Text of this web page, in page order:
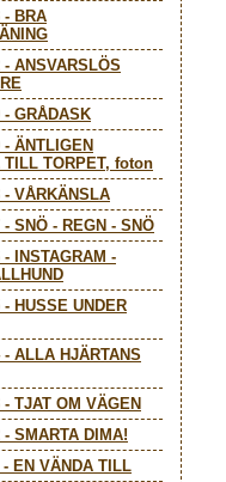
- BRA
- ANSVARSLÖS
- GRÅDASK
- ÄNTLIGEN
TORPET, foton
- VÅRKÄNSLA
- SNÖ - REGN - SNÖ
-
INSTAGRAM -
- HUSSE UNDER
- ALLA HJÄRTANS
- TJAT OM VÄGEN
- SMARTA DIMA!
- EN VÄNDA TILL